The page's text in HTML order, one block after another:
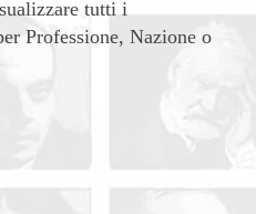
tutti i
Professione, Nazione o